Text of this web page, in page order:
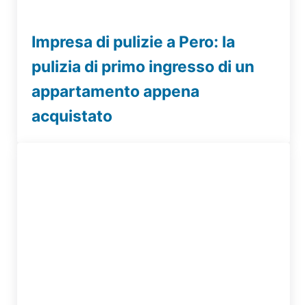
Impresa di pulizie a Pero: la
pulizia di primo ingresso di un
appartamento appena
acquistato